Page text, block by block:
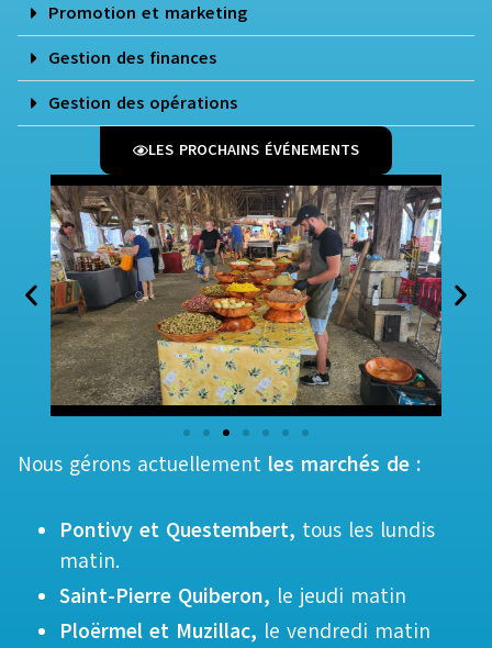
Promotion et marketing
Gestion des finances
Gestion des opérations
LES PROCHAINS ÉVÉNEMENTS
Nous gérons actuellement les marchés de :
Pontivy et Questembert, tous les lundis
matin.
Saint-Pierre Quiberon, le jeudi matin
Ploërmel et Muzillac, le vendredi matin